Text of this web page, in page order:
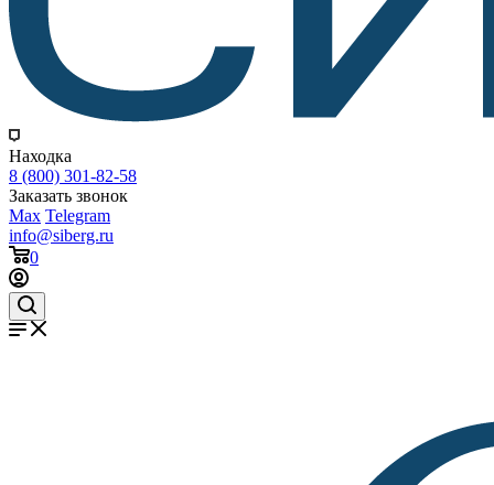
Находка
8 (800) 301-82-58
Заказать звонок
Max Telegram
info@siberg.ru
0